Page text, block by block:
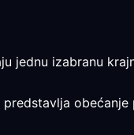
jednu izabranu